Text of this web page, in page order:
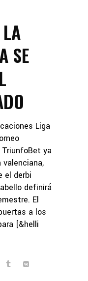
SE
Liga
TriunfoBet ya
el derbi
definirá
El
a los
[&helli